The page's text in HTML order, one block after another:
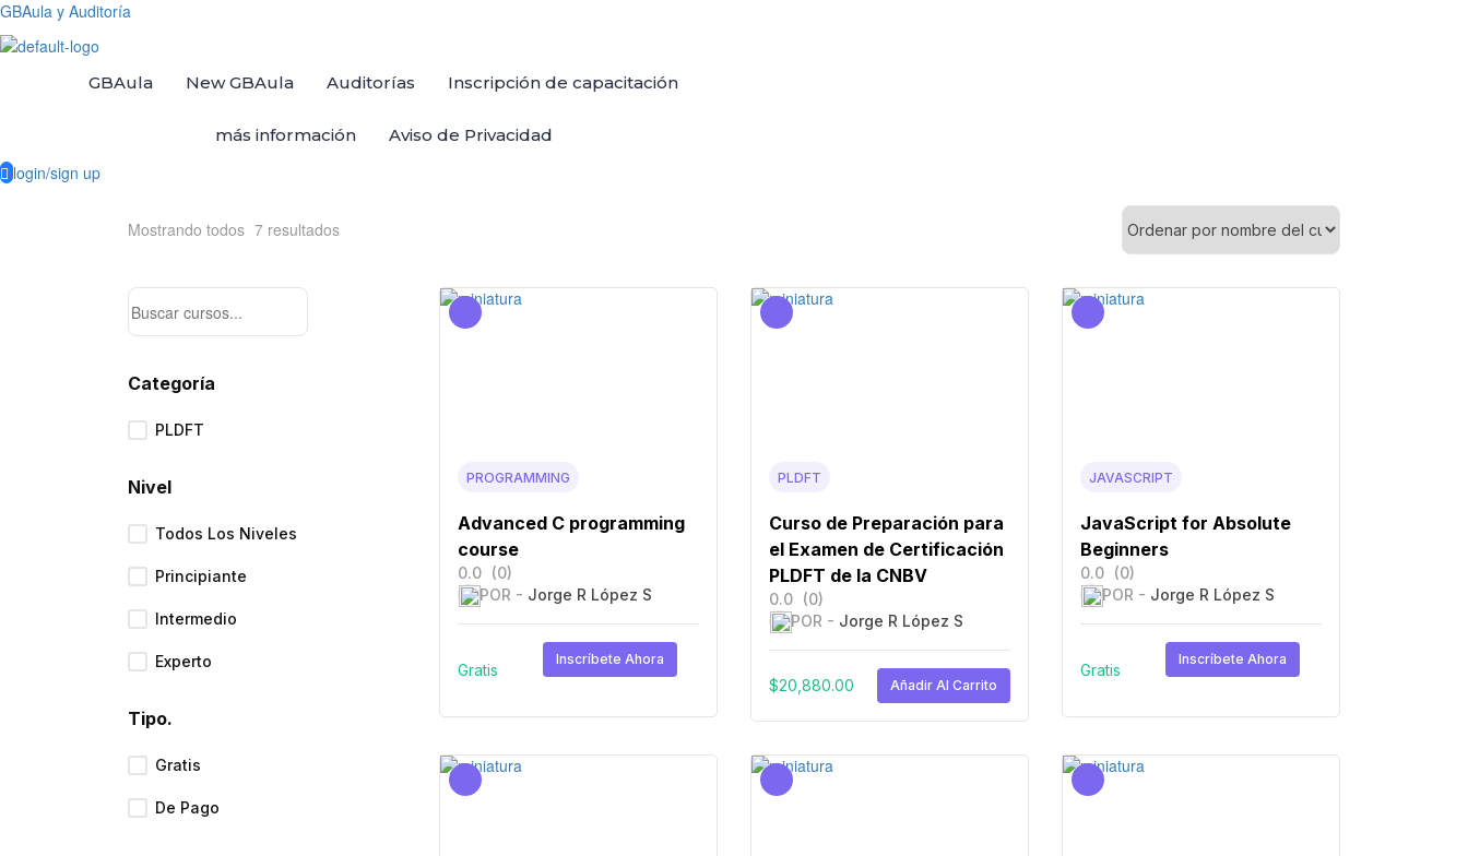
GBAula y Auditoría
GBAula New GBAula Auditorías Inscripción de capacitación
más información Aviso de Privacidad
login/sign up
Mostrando todos 7 resultados
Categoría
PLDFT
Nivel
Todos Los Niveles
Principiante
Intermedio
Experto
Tipo.
Gratis
De Pago
PROGRAMMING
Advanced C programming
course
0.0 (0)
POR - Jorge R López S
Gratis
Inscríbete Ahora
PLDFT
Curso de Preparación para
el Examen de Certificación
PLDFT de la CNBV
0.0 (0)
POR - Jorge R López S
$20,880.00 Añadir Al Carrito
JAVASCRIPT
JavaScript for Absolute
Beginners
0.0 (0)
POR - Jorge R López S
Gratis
Inscríbete Ahora